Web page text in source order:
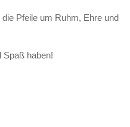
Pfeile um Ruhm, Ehre und
Spaß haben!